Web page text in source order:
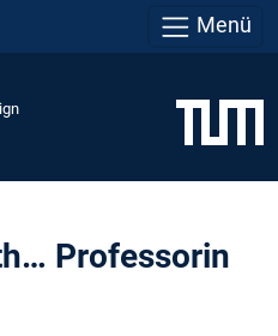
Menü
Professorin